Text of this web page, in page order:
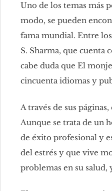
Uno de los temas más
modo, se pueden
fama mundial. Entre
S. Sharma, que cuenta
cabe duda que El
cincuenta idiomas y
A través de sus
Aunque se trata de un
de éxito profesional y
del estrés y que vive
problemas en su